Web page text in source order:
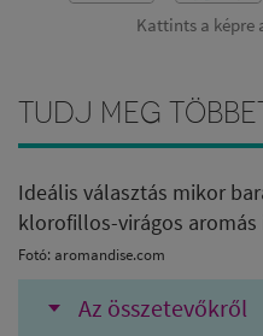
Kattints a képre
Tudj meg
Ideális választás mikor
klorofillos-virágos
Fotó: aromandise.com
Az összetevőkről